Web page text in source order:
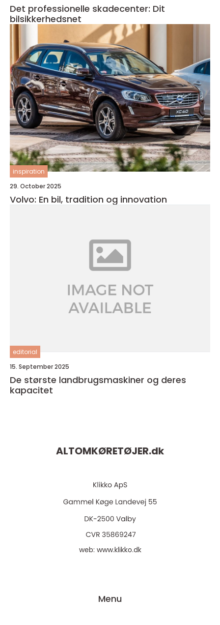
Det professionelle skadecenter: Dit
bilsikkerhedsnet
inspiration
29. October 2025
Volvo: En bil, tradition og innovation
editorial
15. September 2025
De største landbrugsmaskiner og deres
kapacitet
ALTOMKØRETØJER.dk
web: www.klikko.dk
Menu